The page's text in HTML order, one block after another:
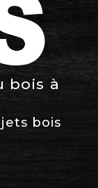
bois à
bois